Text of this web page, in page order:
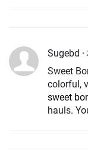
Sugebd •
Sweet
colorful,
sweet
hauls.